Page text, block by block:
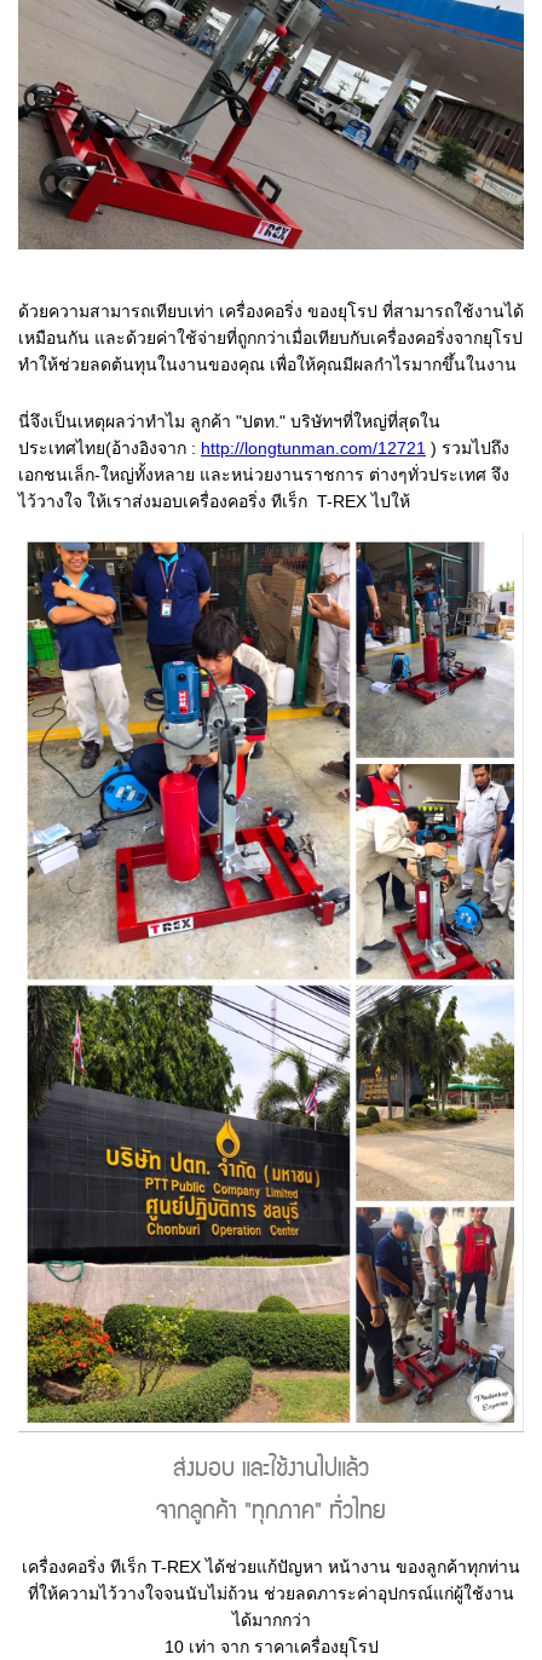
ด้วยความสามารถเทียบเท่า เครื่องคอริ่ง ของยุโรป ที่สามารถใช้งานได้
เหมือนกัน และด้วยค่าใช้จ่ายที่ถูกกว่าเมื่อเทียบกับเครื่องคอริ่งจากยุโรป
ทําให้ช่วยลดต้นทุนในงานของคุณ เพื่อให้คุณมีผลกําไรมากขึ้นในงาน
นี่จึงเป็นเหตุผลว่าทําไม ลูกค้า "ปตท." บริษัทฯที่ใหญ่ที่สุดใน
ประเทศไทย(อ้างอิงจาก : http://longtunman.com/12721 ) รวมไปถึง
เอกชนเล็ก-ใหญ่ทั้งหลาย และหน่วยงานราชการ ต่างๆทั่วประเทศ จึง
ไว้วางใจ ให้เราส่งมอบเครื่องคอริ่ง ทีเร็ก T-REX ไปให้
ส่งมอบ และใช้งานไปแล้ว
จากลูกค้า "ทุกภาค" ทั่วไทย
เครื่องคอริ่ง ทีเร็ก T-REX ได้ช่วยแก้ปัญหา หน้างาน ของลูกค้าทุกท่าน
ที่ให้ความไว้วางใจจนนับไม่ถ้วน ช่วยลดภาระค่าอุปกรณ์แก่ผู้ใช้งาน
ได้มากกว่า
10 เท่า จาก ราคาเครื่องยุโรป